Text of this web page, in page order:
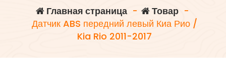
Главная страница- Товар-
Датчик ABS передний левый Киа Рио /
Kia Rio 2011-2017